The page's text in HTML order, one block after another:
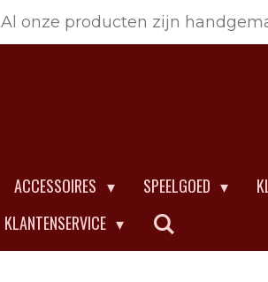
Al onze producten zijn
ACCESSOIRES SPEELGOED
KLANTENSERVICE